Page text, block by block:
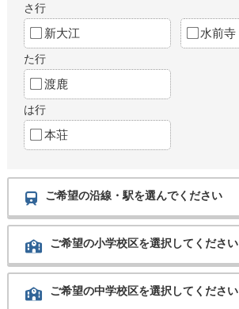
さ行
新大江 水前寺
た行
渡鹿
は行
本荘
ご希望の沿線・駅を選んでください
ご希望の小学校区を選択してください
ご希望の中学校区を選択してください